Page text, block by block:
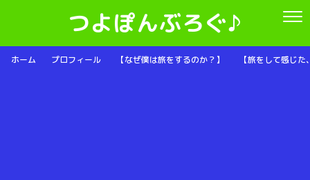
つよぽんぶろぐ♪
ホーム プロフィール 【なぜ僕は旅をするのか？】 【旅をして感じ